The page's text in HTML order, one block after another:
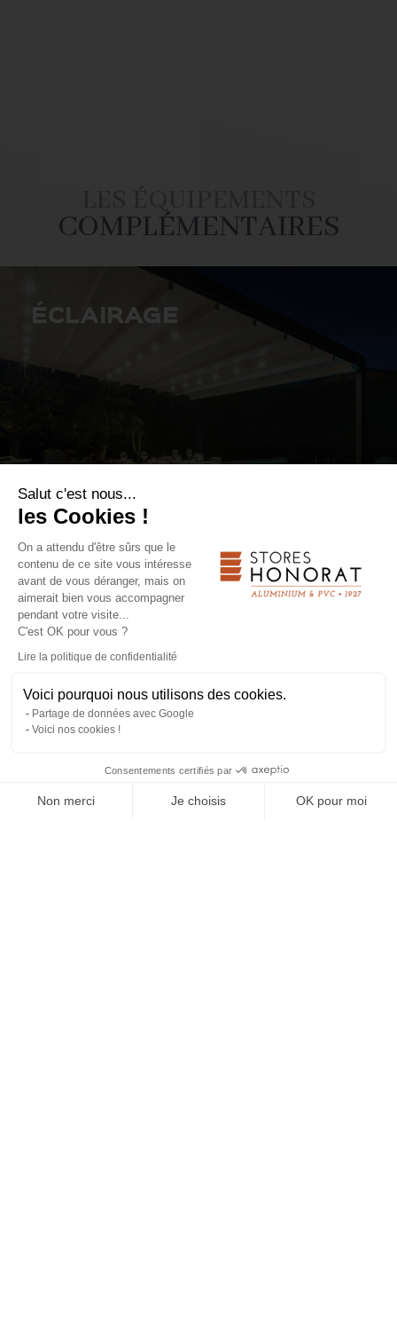
Salut c'est nous...
les Cookies !
On a attendu d'être sûrs que le
contenu de ce site vous intéresse
avant de vous déranger, mais on
aimerait bien vous accompagner
pendant votre visite...
C'est OK pour vous ?
Lire la politique de confidentialité
Voici pourquoi nous utilisons des cookies.
Partage de données avec Google
Voici nos cookies !
Consentements certifiés par
Non merci Je choisis OK pour moi
COMPLÉMENTAIRES
ÉCLAIRAGE
Grâce aux options d'éclairage d'ambiance, la
terrasse est agréable en soirée. Optez pour un
éclairage LED dimmable dans les poteaux, les
SCREENS
Les côtés de la pergola peuvent être
entièrement fermés grâce à des screens
verticaux, pour vous protéger du vent.